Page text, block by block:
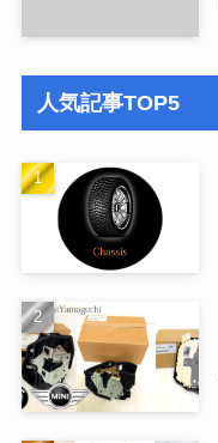
人気記事TOP5